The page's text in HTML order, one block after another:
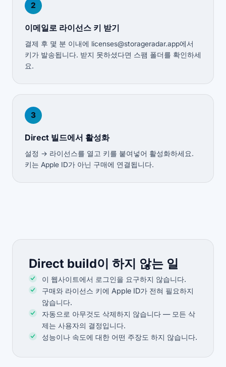
2
이메일로 라이선스 키 받기
결제 후 몇 분 이내에 licenses@storageradar.app에서
키가 발송됩니다. 받지 못하셨다면 스팸 폴더를 확인하세
요.
3
Direct 빌드에서 활성화
설정 → 라이선스를 열고 키를 붙여넣어 활성화하세요.
키는 Apple ID가 아닌 구매에 연결됩니다.
Direct build이 하지 않는 일
이 웹사이트에서 로그인을 요구하지 않습니다.
구매와 라이선스 키에 Apple ID가 전혀 필요하지
않습니다.
자동으로 아무것도 삭제하지 않습니다 — 모든 삭
제는 사용자의 결정입니다.
성능이나 속도에 대한 어떤 주장도 하지 않습니다.